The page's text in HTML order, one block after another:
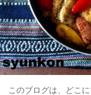
このブログは、どこ